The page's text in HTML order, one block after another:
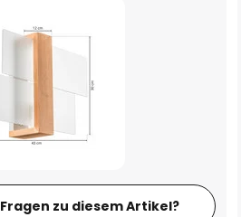
zu diesem Artikel?